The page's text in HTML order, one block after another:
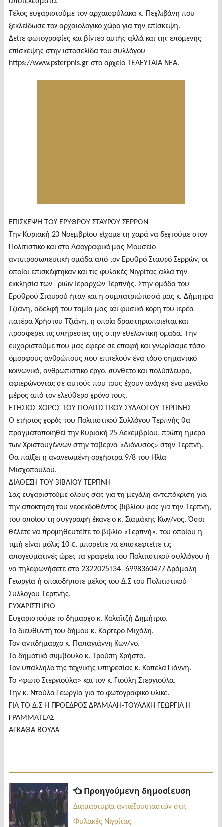
Τέλος ευχαριστούμε τον αρχαιοφύλακα κ. Πεχλιβάνη που
ξεκλείδωσε τον αρχαιολογικό χώρο για την επίσκεψη.
Δείτε φωτογραφίες και βίντεο αυτής αλλά και της επόμενης
επίσκεψης στην ιστοσελίδα του συλλόγου
https://www.psterpnis.gr στο αρχείο ΤΕΛΕΥΤΑΙΑ ΝΕΑ.
ΕΠΙΣΚΕΨΗ ΤΟΥ ΕΡΥΘΡΟΥ ΣΤΑΥΡΟΥ ΣΕΡΡΩΝ
Την Κυριακή 20 Νοεμβρίου είχαμε τη χαρά να δεχτούμε στον
Πολιτιστικό και στο Λαογραφικό μας Μουσείο
αντιπροσωπευτική ομάδα από τον Ερυθρό Σταυρό Σερρών, οι
οποίοι επισκέφτηκαν και τις φυλακές Νιγρίτας αλλά την
εκκλησία των Τριών Ιεραρχών Τερπνής. Στην ομάδα του
Ερυθρού Σταυρού ήταν και η συμπατριώτισσά μας κ. Δήμητρα
Τζιάνη, αδελφή του ταμία μας και φυσικά κόρη του ιερέα
πατέρα Χρήστου Τζιάνη, η οποία δραστηριοποιείται και
προσφέρει τις υπηρεσίες της στην εθελοντική ομάδα. Την
ευχαριστούμε που μας έφερε σε επαφή και γνωρίσαμε τόσο
όμορφους ανθρώπους που επιτελούν ένα τόσο σημαντικό
κοινωνικό, ανθρωπιστικό έργο, σύνθετο και πολύπλευρο,
αφιερώνοντας σε αυτούς που τους έχουν ανάγκη ένα μεγάλο
μέρος από τον ελεύθερο χρόνο τους.
ΕΤΗΣΙΟΣ ΧΟΡΟΣ ΤΟΥ ΠΟΛΙΤΙΣΤΙΚΟΥ ΣΥΛΛΟΓΟΥ ΤΕΡΠΝΗΣ
Ο ετήσιος χορός του Πολιτιστικού Συλλόγου Τερπνής θα
πραγματοποιηθεί την Κυριακή 25 Δεκεμβρίου, πρώτη ημέρα
των Χριστουγέννων στην ταβέρνα «Διόνυσος» στην Τερπνή.
Θα παίξει η ανανεωμένη ορχήστρα 9/8 του Ηλία
Μισχόπουλου.
ΔΙΑΘΕΣΗ ΤΟΥ ΒΙΒΛΙΟΥ ΤΕΡΠΝΗ
Σας ευχαριστούμε όλους σας για τη μεγάλη ανταπόκριση για
την απόκτηση του νεοεκδοθέντος βιβλίου μας για την Τερπνή,
του οποίου τη συγγραφή έκανε ο κ. Σιαμάκης Κων/νος. Όσοι
θέλετε να προμηθευτείτε το βιβλίο «Τερπνή», του οποίου η
τιμή είναι μόλις 10 €, μπορείτε να επισκεφτείτε τις
απογευματινές ώρες τα γραφεία του Πολιτιστικού συλλόγου ή
να τηλεφωνήσετε στο 2322025134 -6998360477 Δράμαλη
Γεωργία ή οποιοδήποτε μέλος του Δ.Σ του Πολιτιστικού
Συλλόγου Τερπνής.
ΕΥΧΑΡΙΣΤΗΡΙΟ
Ευχαριστούμε το δήμαρχο κ. Καλαϊτζή Δημήτριο.
Το διευθυντή του δήμου κ. Καρτερό Μιχάλη.
Τον αντιδήμαρχο κ. Παπαγιάννη Κων/νο.
Το δημοτικό σύμβουλο κ. Τρούπη Χρήστο.
Τον υπάλληλο της τεχνικής υπηρεσίας κ. Κοπελά Γιάννη.
Το «φωτο Στεργιούλα» και τον κ. Γιούλη Στεργιούλα.
Την κ. Ντούλα Γεωργία για το φωτογραφικό υλικό.
ΓΙΑ ΤΟ Δ.Σ Η ΠΡΟΕΔΡΟΣ ΔΡΑΜΑΛΗ-ΤΟΥΛΑΚΗ ΓΕΩΡΓΙΑ Η
ΓΡΑΜΜΑΤΕΑΣ
ΑΓΚΑΘΑ ΒΟΥΛΑ
Πλοήγηση
άρθρων
Προηγούμενη δημοσίευση
Διαμαρτυρία αντιεξουσιαστών στις
Φυλακές Νιγρίτας